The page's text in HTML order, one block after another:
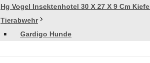
Hg Vogel Insektenhotel 30 X 27 X 9 Cm
Tierabwehr
Gardigo Hunde